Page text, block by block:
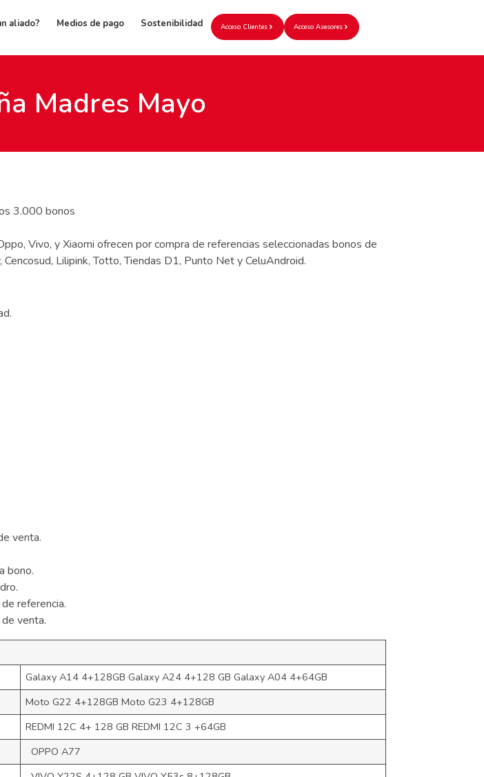
aliado? Medios de pago Sostenibilidad Acceso Clientes Acceso Asesores
Madres Mayo
3.000 bonos
Vivo, y Xiaomi ofrecen por compra de referencias seleccionadas bonos de
Lilipink, Totto, Tiendas D1, Punto Net y CeluAndroid.
venta.
bono.
referencia.
venta.
Galaxy A14 4+128GB Galaxy A24 4+128 GB Galaxy A04 4+64GB
Moto G22 4+128GB Moto G23 4+128GB
REDMI 12C 4+ 128 GB REDMI 12C 3 +64GB
OPPO A77